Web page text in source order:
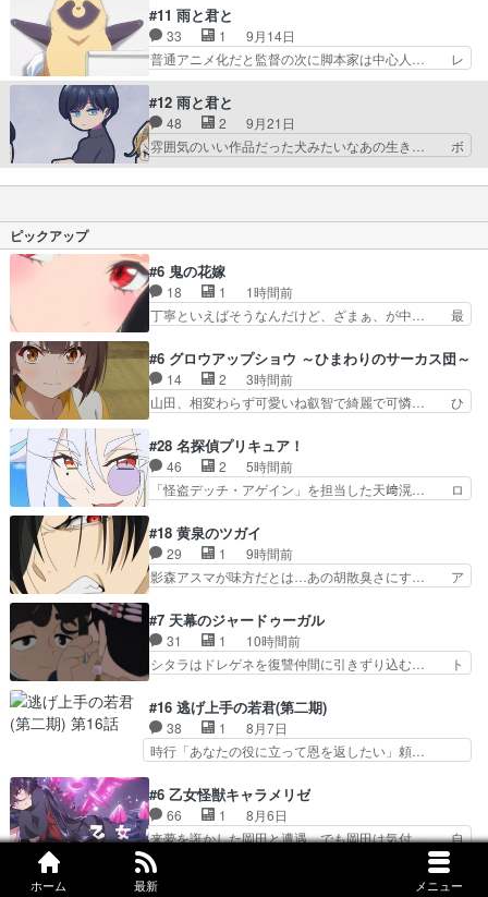
ホーム 最新 メニュー
ゃんも座ってるのめっちゃ可… 小説書いてません
ww必然な出会いもあるか… 君と同じく雨のなか
での希依ちゃんとの出会…
幼馴染の日浦からアニメの脚本を頼まれ… 素晴ら
しいエピソードだった。このアニメ、… 藤は小説
が好きだからこそ、小説家になった… ワンちゃん
とリモート会議出席してて可愛か… 目が覚めて月
ェルダーキルシュトルテって… メガネの娘ぉぉお
おぉおおぉぉぉおおおおお… アニメ脚本家デビュ
ー。阿闍梨餅は、安くて…
#11 雨と君と
33 1
9月14日
普通アニメ化だと監督の次に脚本家は中心人… レ
ンのゴミを見る目たっっっっっまんね！！… 名探
偵の服着た“君”可愛いw北条さんの圧… ここ数話
アニメ関係の話だったけど最後は意… 徹夜して書
き上げた脚本小学生時代の幼馴染… 日浦から頼ま
れたアニメの脚本は無事完成す… 近年のアニメは
#12 雨と君と
48 2
9月21日
雰囲気のいい作品だった犬みたいなあの生き… ボ
ウリングでタイムトラベルはしない心配性… 君と
出逢う第0話、もう一度1話から観たく… 何故雨
が発表され藤はうれしくなるが「君… 大人になっ
かったです、癒されました♪た… もう喋れれば最
悪たぬきじゃ無くても犬でも… 藤さんと君から溢
れる癒し・不思議・おもし… 最終話も特に変わり
なく藤と君と雨を交えて…
ピックアップ
#6 鬼の花嫁
18 1
1時間前
丁寧といえばそうなんだけど、ざまぁ、が中… 最
きもいけどあれ横で見せつけられるのは… 玲夜の
前の婚約者鬼山桜子がめっちゃ別嬪さ… にゃんき
ちくんのお母さんが一番かわいいで… 花江さんが
中学生ストーカーしてた花江さん… 主人公がお願
ときはキスでおねだりする」… 透子とにゃん吉の
馴れ初めを見れて良かった… 第６話をU-NEXTで
視聴しました。視聴…
#6 グロウアップショウ ～ひまわりのサーカス団～
14 2
3時間前
山田、相変わらず可愛いね叡智で綺麗で可憐… ひ
の男の登場によって、山田の輝かしき過… お父さ
んの相方登場回、良い回だったな。諏… 第６話を
ｄアニメストアで視聴しました。視… じゃがいも
しか食べられない貧乏サーカスの… アバンでまた
ます！瑞佳の正体が明かされ… 朝も昼もおやつも
じゃがいも尽くしの『ひま… オズの魔法使い、人
体をブリキにできる超技…
#28 名探偵プリキュア！
46 2
5時間前
「怪盗デッチ・アゲイン」を担当した天﨑滉… ロ
レールもその先に真実があるって言って… シュシ
ュのシュシュタンマシュマロ好きだか… ・デッ
チ・アゲイン,イケボや...・ゴウ… みくるのジュエ
ルキュアウォッチは母親（あ… デッチ・アゲイン
でっち上げ!?果たして… 本当、話の平均点は高い
し面白いんだけどそ… 依頼者を装い、特に意味の
ない予告状で先入…
#18 黄泉のツガイ
29 1
9時間前
影森アスマが味方だとは…あの胡散臭さにす… ア
りアスマ(石田彰キャラ)は裏切り者た… 原作を読
むの我慢していてよかっただって顔… どんどん増
えるツガイツガイよりも腹黒い人… 夜桜は「顔で
損してる」って言うけど、声で… おかしいな石田
ましてはアサちゃん目的で… "顔で損してる"企み
顔て何…wアスマさん… 顔で損してるアスマさん
ついでに声でも損し…
#7 天幕のジャードゥーガル
31 1
10時間前
シタラはドレゲネを復讐仲間に引きずり込む… ト
イに功績を挙げさせて政権と軍のバラン… 覇道の
トルイと王道のオゴタイって感じかな… 賢い人物
の行動は想定した目的達成のための… シタラとボ
ラクチンの考えが初めてシンクロ… ドレゲネのテ
ンゴル政治」国家の表舞台に… 前回のシタラと対
比したおおらかな笑顔が印… 戦争よりも経済の領
域をその視野に入れてい…
#16 逃げ上手の若君(第二期)
38 1
8月7日
時行「あなたの役に立って恩を返したい」頼…
のアニメの演出、同じCloverWor… 貞宗の思考を
読み切れなかったのは、経験の… 信濃仮面いった
い誰なんだ！役に立ちたいで… 人形だったり将棋
だったり、諏訪神党の三大… ・これ罠じゃない
の？・砦を捨てるって同盟… 合戦における伝令の
意味。特に諏訪の地は山… 薄々思ってたけど実写
#6 乙女怪獣キャラメリゼ
66 1
8月6日
来夢を誑かした岡田と遭遇、でも岡田は気付… 自
分も相手の容姿しか見てなかったと気付き… みん
なからのメイク道具が、らいりーさんを… らいり
#6 うしろの正面カムイさん